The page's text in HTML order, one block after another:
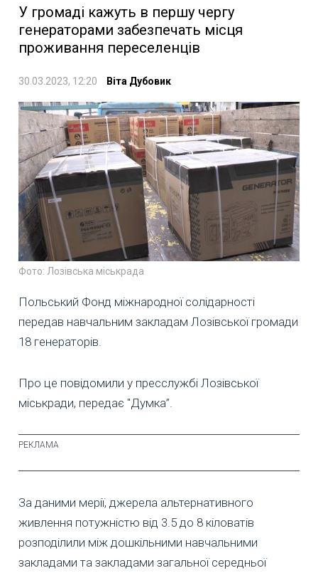
У громаді кажуть в першу чергу
генераторами забезпечать місця
проживання переселенців
30.03.2023, 12:20 Віта Дубовик
Фото: Лозівська міськрада
Польський Фонд міжнародної солідарності
передав навчальним закладам Лозівської громади
18 генераторів.
Про це повідомили у пресслужбі Лозівської
міськради, передає "Думка”.
За даними мерії, джерела альтернативного
живлення потужністю від 3.5 до 8 кіловатів
розподілили між дошкільними навчальними
закладами та закладами загальної середньої